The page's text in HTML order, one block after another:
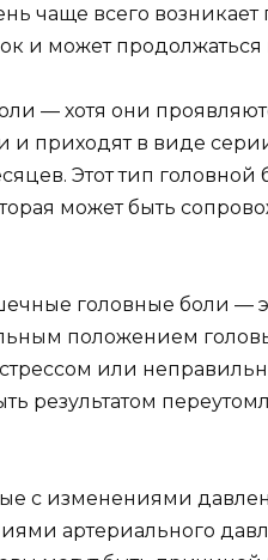
чаще всего
и может
— хотя они
и приходят в виде
Этот тип головной
может быть
головные боли —
положением
или
результатом
с изменениями
артериального